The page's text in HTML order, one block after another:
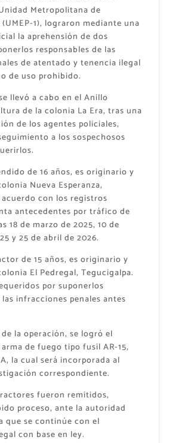
Metropolitana de
(UMEP-1), lograron mediante una
la aprehensión de dos
responsables de las
de atentado y tenencia ilegal
de uso prohibido.
llevó a cabo en el Anillo
de la colonia La Era, tras una
de los agentes policiales,
a los sospechosos
de 16 años, es originario y
Nueva Esperanza,
con los registros
antecedentes por tráfico de
18 de marzo de 2025, 10 de
y 25 de abril de 2026.
de 15 años, es originario y
El Pedregal, Tegucigalpa.
por suponerlos
infracciones penales antes
la operación, se logró el
de fuego tipo fusil AR-15,
la cual será incorporada al
correspondiente.
fueron remitidos,
proceso, ante la autoridad
que se continúe con el
con base en ley.